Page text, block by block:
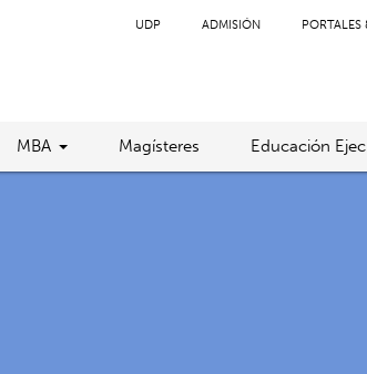
UDP ADMISIÓN PORTALES
MBA Magísteres Educación